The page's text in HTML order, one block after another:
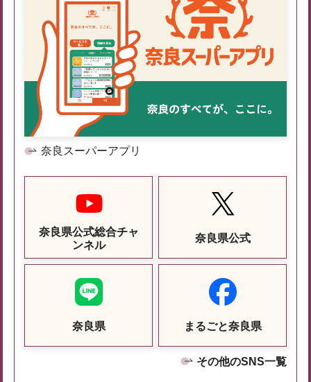
奈良スーパーアプリ
奈良県公式総合チャ
ンネル
奈良県公式
奈良県 まるごと奈良県
その他のSNS一覧